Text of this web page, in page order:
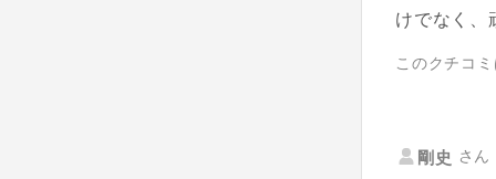
けでなく
このクチコ
剛史 さ